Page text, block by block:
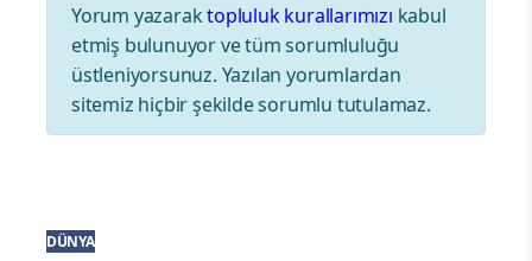
Yorum yazaraktopluluk kurallarımızı kabul
etmiş bulunuyor ve tüm sorumluluğu
üstleniyorsunuz. Yazılan yorumlardan
sitemiz hiçbir şekilde sorumlu tutulamaz.
DÜNYA